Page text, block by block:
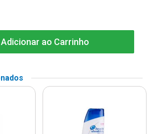
Adicionar ao Carrinho